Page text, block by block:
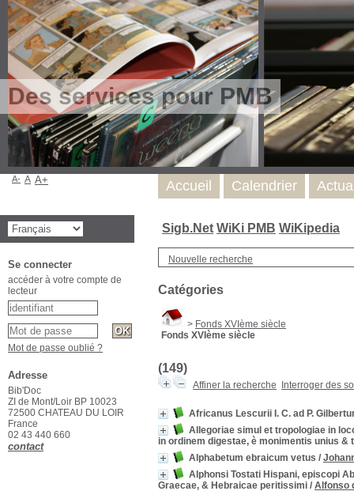
Des services pour PMB
Sigb.Net WiKi PMB WiKipedia
Nouvelle recherche
Catégories
> Fonds XVIème siècle
Fonds XVIème siècle
(149)
Affiner la recherche Interroger des
Africanus Lescurii I. C. ad P.
Allegoriae simul et tropologiae in
in ordinem digestae, è monimentis unius &
Alphabetum ebraicum vetus /
Alphonsi Tostati Hispani, episcopi
Graecae, & Hebraicae peritissimi / Alfonso
Accueil Calendrier
A- A A+
Se connecter
accéder à votre compte de
lecteur
Mot de passe oublié ?
Adresse
Bib'Doc
ZI de Mont/Loir BP 10023
72500 CHATEAU DU LOIR
France
02 43 440 660
contact